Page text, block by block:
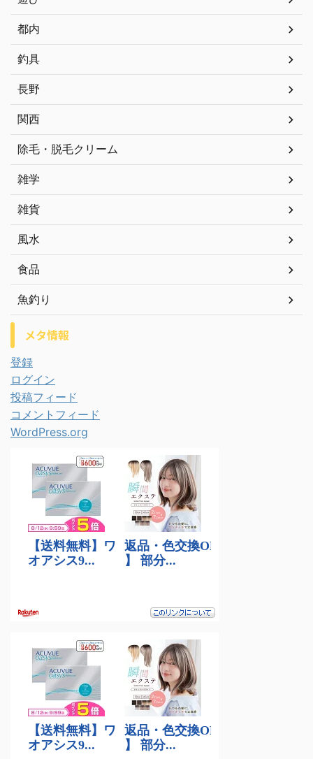
都内
釣具
長野
関西
除毛・脱毛クリーム
雑学
雑貨
風水
食品
魚釣り
メタ情報
登録
ログイン
投稿フィード
コメントフィード
WordPress.org